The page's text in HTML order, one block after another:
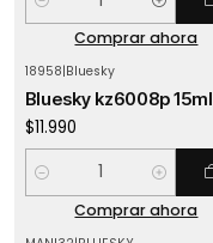
Cantidad
Comprar ahora
18958|Bluesky
Bluesky kz6008p 15ml
$11.990
Cantidad
Comprar ahora